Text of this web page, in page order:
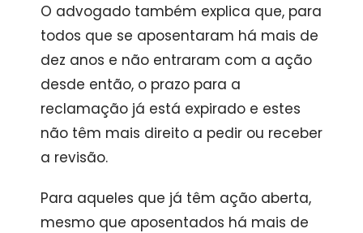
O advogado também explica que, para
todos que se aposentaram há mais de
dez anos e não entraram com a ação
desde então, o prazo para a
reclamação já está expirado e estes
não têm mais direito a pedir ou receber
a revisão.
Para aqueles que já têm ação aberta,
mesmo que aposentados há mais de